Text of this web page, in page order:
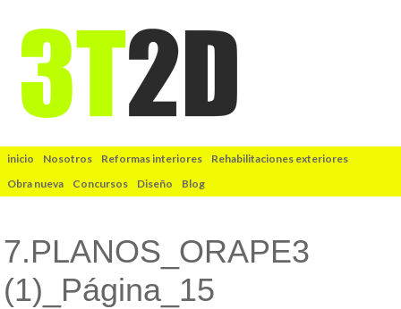
inicio Nosotros Reformas interiores
Rehabilitaciones exteriores
Obra nueva
Concursos Diseño Blog
7.PLANOS_ORAPE3
(1)_Página_15